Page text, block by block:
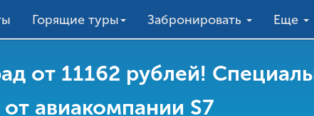
Горящие туры Забронировать Еще
от 11162 рублей!
от авиакомпании S7